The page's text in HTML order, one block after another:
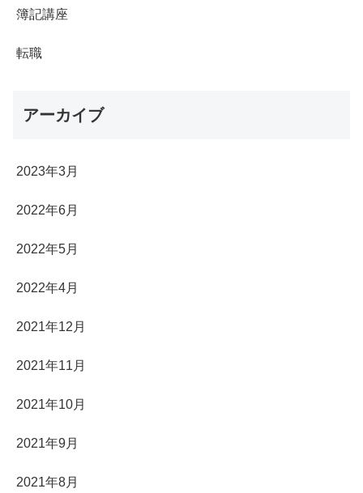
簿記講座
転職
アーカイブ
2023年3月
2022年6月
2022年5月
2022年4月
2021年12月
2021年11月
2021年10月
2021年9月
2021年8月